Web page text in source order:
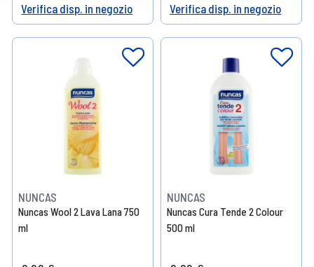
Help
Verifica disp. in negozio
Help
Verifica disp. in negozio
NUNCAS
Nuncas Wool 2 Lava Lana 750
ml
NUNCAS
Nuncas Cura Tende 2 Colour
500 ml